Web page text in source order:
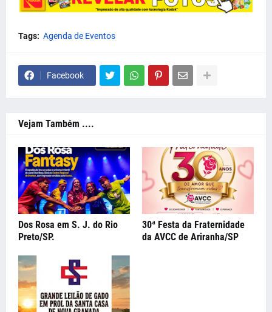
Tags: Agenda de Eventos
Facebook
Vejam Também ....
Dos Rosa em S. J. do Rio
Preto/SP.
30ª Festa da Fraternidade
da AVCC de Ariranha/SP